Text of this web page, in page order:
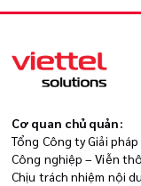
Cơ quan chủ quản:
Tổng Công ty Giải
Công nghiệp – Viễn
Chịu trách nhiệm nội